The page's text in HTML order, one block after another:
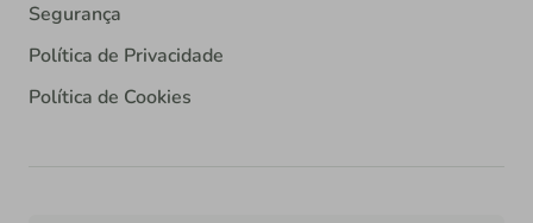
Segurança
Política de Privacidade
Política de Cookies